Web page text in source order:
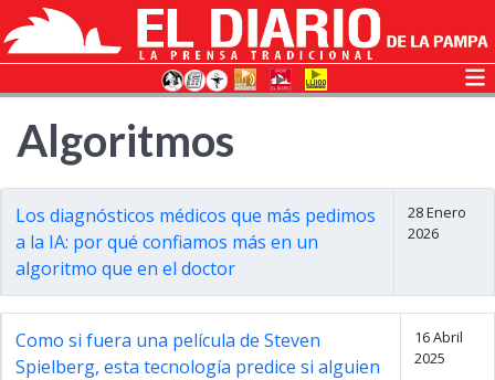
Algoritmos
Los diagnósticos médicos que más pedimos
a la IA: por qué confiamos más en un
algoritmo que en el doctor
28 Enero
2026
Como si fuera una película de Steven
Spielberg, esta tecnología predice si alguien
16 Abril
2025